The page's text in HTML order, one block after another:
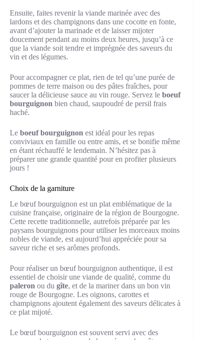
Ensuite, faites revenir la viande marinée avec des
lardons et des champignons dans une cocotte en fonte,
avant d’ajouter la marinade et de laisser mijoter
doucement pendant au moins deux heures, jusqu’à ce
que la viande soit tendre et imprégnée des saveurs du
vin et des légumes.
Pour accompagner ce plat, rien de tel qu’une purée de
pommes de terre maison ou des pâtes fraîches, pour
saucer la délicieuse sauce au vin rouge. Servez le boeuf
bourguignon bien chaud, saupoudré de persil frais
haché.
Le boeuf bourguignon est idéal pour les repas
conviviaux en famille ou entre amis, et se bonifie même
en étant réchauffé le lendemain. N’hésitez pas à
préparer une grande quantité pour en profiter plusieurs
jours !
Choix de la garniture
Le bœuf bourguignon est un plat emblématique de la
cuisine française, originaire de la région de Bourgogne.
Cette recette traditionnelle, autrefois préparée par les
paysans bourguignons pour utiliser les morceaux moins
nobles de viande, est aujourd’hui appréciée pour sa
saveur riche et ses arômes profonds.
Pour réaliser un bœuf bourguignon authentique, il est
essentiel de choisir une viande de qualité, comme du
paleron ou du gîte, et de la mariner dans un bon vin
rouge de Bourgogne. Les oignons, carottes et
champignons ajoutent également des saveurs délicates à
ce plat mijoté.
Le bœuf bourguignon est souvent servi avec des